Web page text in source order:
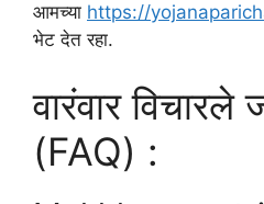
आमच्या https://
भेट देत रहा.
वारंवार विचारले
(FAQ) :